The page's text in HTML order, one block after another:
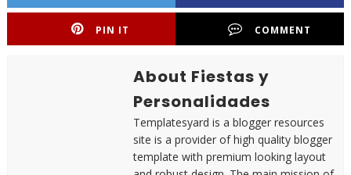
PIN IT COMMENT
About Fiestas y
Personalidades
Templatesyard is a blogger resources
site is a provider of high quality blogger
template with premium looking layout